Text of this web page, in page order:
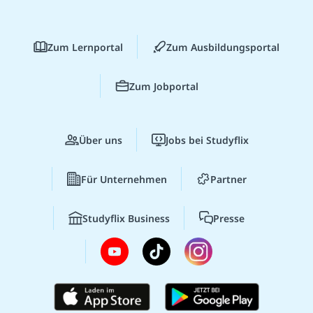
Zum Lernportal Zum Ausbildungsportal
Zum Jobportal
Über uns Jobs bei Studyflix
Für Unternehmen Partner
Studyflix Business Presse